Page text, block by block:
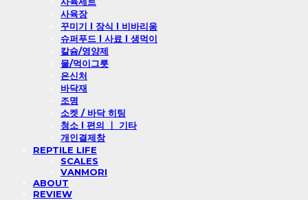
사육장
꾸미기 l 장식 l 비바리움
슈퍼푸드 l 사료 l 생먹이
칼슘/영양제
물/먹이그릇
은신처
바닥재
조명
소켓 / 바닥 히팅
청소 l 편의 ㅣ 기타
개인결제창
REPTILE LIFE
SCALES
VANMORI
ABOUT
REVIEW